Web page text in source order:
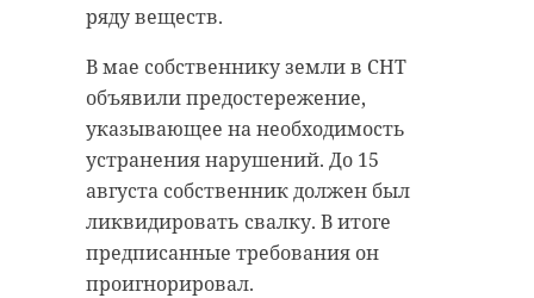
ряду веществ.
В мае собственнику земли в СНТ
объявили предостережение,
указывающее на необходимость
устранения нарушений. До 15
августа собственник должен был
ликвидировать свалку. В итоге
предписанные требования он
проигнорировал.